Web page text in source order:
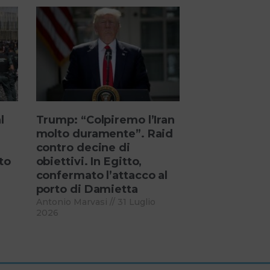
Trump: “Colpiremo l’Iran
molto duramente”. Raid
contro decine di
obiettivi. In Egitto,
confermato l’attacco al
porto di Damietta
Antonio Marvasi
31 Luglio
2026